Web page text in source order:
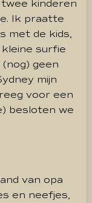
kinderen
Ik praatte
met de kids,
surfie
geen
mijn
voor een
besloten we
van opa
en neefjes,